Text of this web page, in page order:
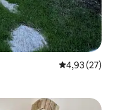
Vidutinis
4,93 (27)